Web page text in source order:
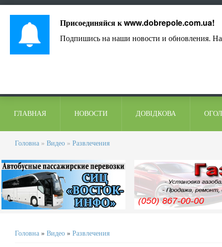
ГЛАВНАЯ НОВОСТИ ДОВІДКОВА
Головна » Видео » Развлечения
Головна » Видео » Развлечения
Присоединяйся кwww.dobrepole.com.ua!
Подпишись на наши новости и обновления.